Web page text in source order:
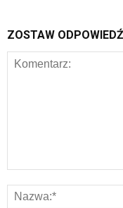
ZOSTAW ODPOWIEDŹ